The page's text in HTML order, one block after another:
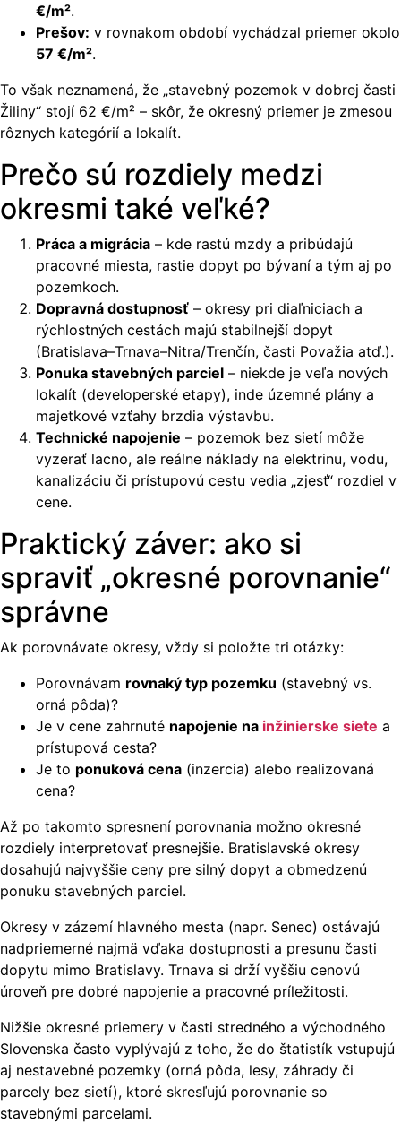
€/m².
Prešov: v rovnakom období vychádzal priemer okolo
57 €/m².
To však neznamená, že „stavebný pozemok v dobrej časti
Žiliny“ stojí 62 €/m² – skôr, že okresný priemer je zmesou
rôznych kategórií a lokalít.
Prečo sú rozdiely medzi
okresmi také veľké?
Práca a migrácia – kde rastú mzdy a pribúdajú
pracovné miesta, rastie dopyt po bývaní a tým aj po
pozemkoch.
Dopravná dostupnosť – okresy pri diaľniciach a
rýchlostných cestách majú stabilnejší dopyt
(Bratislava–Trnava–Nitra/Trenčín, časti Považia atď.).
Ponuka stavebných parciel – niekde je veľa nových
lokalít (developerské etapy), inde územné plány a
majetkové vzťahy brzdia výstavbu.
Technické napojenie – pozemok bez sietí môže
vyzerať lacno, ale reálne náklady na elektrinu, vodu,
kanalizáciu či prístupovú cestu vedia „zjesť“ rozdiel v
cene.
Praktický záver: ako si
spraviť „okresné porovnanie“
správne
Ak porovnávate okresy, vždy si položte tri otázky:
Porovnávam rovnaký typ pozemku (stavebný vs.
orná pôda)?
Je v cene zahrnuté napojenie na inžinierske siete a
prístupová cesta?
Je to ponuková cena (inzercia) alebo realizovaná
cena?
Až po takomto spresnení porovnania možno okresné
rozdiely interpretovať presnejšie. Bratislavské okresy
dosahujú najvyššie ceny pre silný dopyt a obmedzenú
ponuku stavebných parciel.
Okresy v zázemí hlavného mesta (napr. Senec) ostávajú
nadpriemerné najmä vďaka dostupnosti a presunu časti
dopytu mimo Bratislavy. Trnava si drží vyššiu cenovú
úroveň pre dobré napojenie a pracovné príležitosti.
Nižšie okresné priemery v časti stredného a východného
Slovenska často vyplývajú z toho, že do štatistík vstupujú
aj nestavebné pozemky (orná pôda, lesy, záhrady či
parcely bez sietí), ktoré skresľujú porovnanie so
stavebnými parcelami.